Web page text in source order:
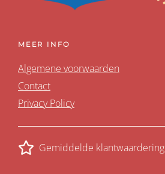
MEER INFO
Algemene voorwaarden
Contact
Privacy Policy
Gemiddelde